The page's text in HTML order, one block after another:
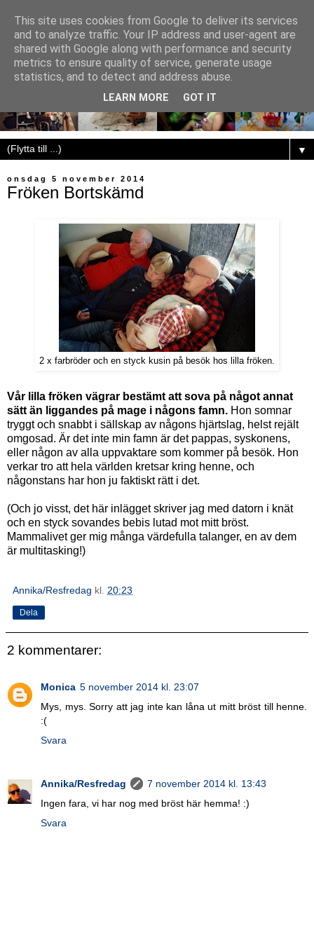
▼
onsdag 5 november 2014
Fröken Bortskämd
2 x farbröder och en styck kusin på besök hos lilla fröken.
Vår lilla fröken vägrar bestämt att sova på något annat
sätt än liggandes på mage i någons famn. Hon somnar
tryggt och snabbt i sällskap av någons hjärtslag, helst rejält
omgosad. Är det inte min famn är det pappas, syskonens,
eller någon av alla uppvaktare som kommer på besök. Hon
verkar tro att hela världen kretsar kring henne, och
någonstans har hon ju faktiskt rätt i det.
(Och jo visst, det här inlägget skriver jag med datorn i knät
och en styck sovandes bebis lutad mot mitt bröst.
Mammalivet ger mig många värdefulla talanger, en av dem
är multitasking!)
Annika/Resfredag kl. 20:23
Dela
2 kommentarer:
Monica 5 november 2014 kl. 23:07
Mys, mys. Sorry att jag inte kan låna ut mitt bröst till henne.
:(
Svara
Annika/Resfredag
7 november 2014 kl. 13:43
Ingen fara, vi har nog med bröst här hemma! :)
Svara
This site uses cookies from Google to deliver its services
and to analyze traffic. Your IP address and user-agent are
shared with Google along with performance and security
metrics to ensure quality of service, generate usage
statistics, and to detect and address abuse.
LEARN MORE GOT IT